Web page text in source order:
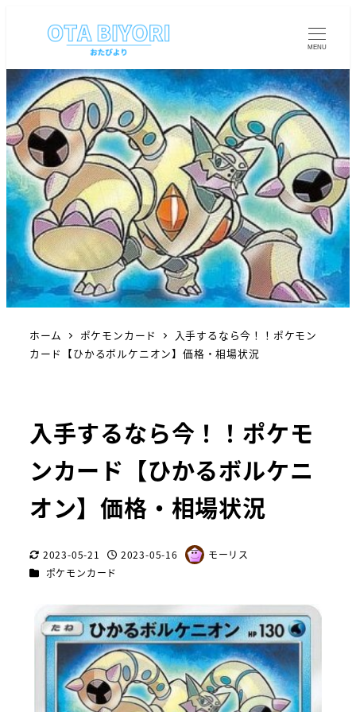
MENU
ホーム ポケモンカード
入手するなら今！！ポケモン
カード【ひかるボルケニオン】価格・相場状況
入手するなら今！！ポケモ
ンカード【ひかるボルケニ
オン】価格・相場状況
更新日
2023-05-21
投稿日
2023-05-16
著
モーリス
カテゴリー
ポケモンカード